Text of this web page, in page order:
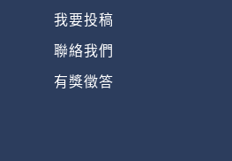
我要投稿
聯絡我們
有獎徵答